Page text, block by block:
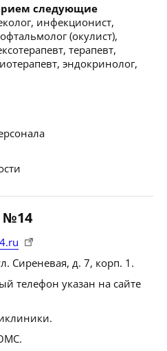
следующие
инфекционист,
(окулист),
терапевт,
эндокринолог,
№14
Сиреневая, д. 7, корп. 1.
телефон указан на сайте